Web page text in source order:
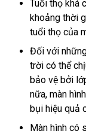
Tuổi thọ khá
khoảng thời
tuổi thọ của
Đối với
trời có thể
bảo vệ bởi
nữa, màn
bụi hiệu quả
Màn hình có